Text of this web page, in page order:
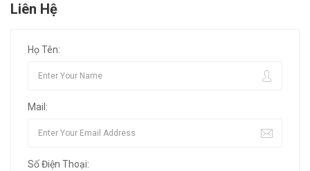
Liên Hệ
Họ Tên:
Mail:
Số Điện Thoại: